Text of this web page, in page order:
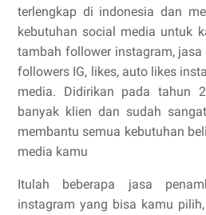
terlengkap di indonesia dan
kebutuhan social media untuk
tambah follower instagram,
followers IG, likes, auto likes
media. Didirikan pada tahun
banyak klien dan sudah
membantu semua kebutuhan
media kamu
Itulah beberapa jasa
instagram yang bisa kamu